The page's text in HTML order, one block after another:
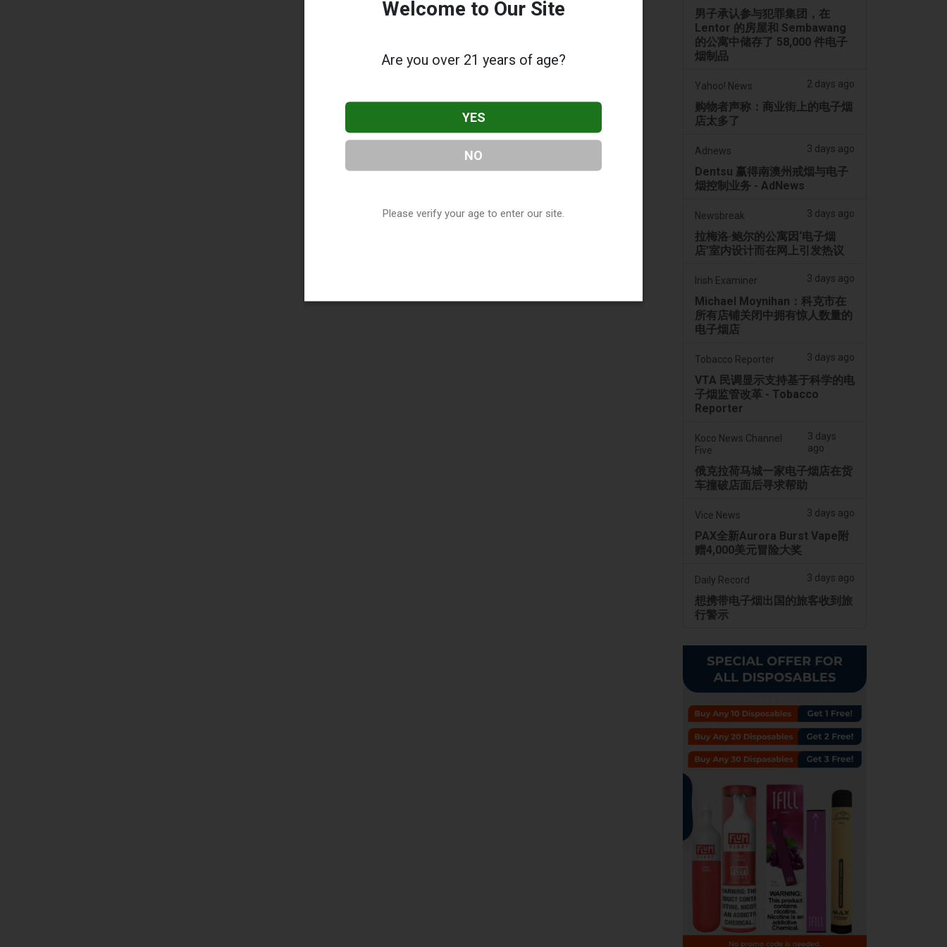
男子承认参与犯罪集团，在
Lentor 的房屋和 Sembawang
的公寓中储存了 58,000 件电子
烟制品
Yahoo! News 2 days ago
购物者声称：商业街上的电子烟
店太多了
Adnews 3 days ago
Dentsu 赢得南澳州戒烟与电子
烟控制业务 - AdNews
Newsbreak 3 days ago
拉梅洛·鲍尔的公寓因‘电子烟
店’室内设计而在网上引发热议
Irish Examiner 3 days ago
Michael Moynihan：科克市在
所有店铺关闭中拥有惊人数量的
电子烟店
Tobacco Reporter 3 days ago
VTA 民调显示支持基于科学的电
子烟监管改革 - Tobacco
Reporter
Koco News Channel
Five
3 days
ago
俄克拉荷马城一家电子烟店在货
车撞破店面后寻求帮助
Vice News 3 days ago
PAX全新Aurora Burst Vape附
赠4,000美元冒险大奖
Daily Record 3 days ago
想携带电子烟出国的旅客收到旅
行警示
Welcome to Our Site
Are you over 21 years of age?
YES
NO
Please verify your age to enter our site.